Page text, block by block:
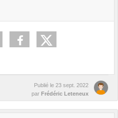
Publié le 23 sept. 2022
par Frédéric Leteneux